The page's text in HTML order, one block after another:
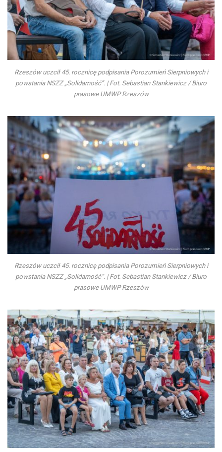
Rzeszów uczcił 45. rocznicę podpisania Porozumień Sierpniowych i
powstania NSZZ „Solidarność”. | Fot. Sebastian Stankiewicz / Biuro
prasowe UMWP Rzeszów
Rzeszów uczcił 45. rocznicę podpisania Porozumień Sierpniowych i
powstania NSZZ „Solidarność”. | Fot. Sebastian Stankiewicz / Biuro
prasowe UMWP Rzeszów